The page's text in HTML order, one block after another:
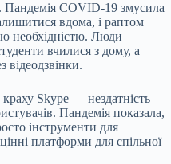
Пандемія COVID-19 змусила
вдома, і раптом
необхідністю. Люди
вчилися з дому, а
відеодзвінки.
Skype — нездатність
Пандемія показала,
інструменти для
платформи для спільної